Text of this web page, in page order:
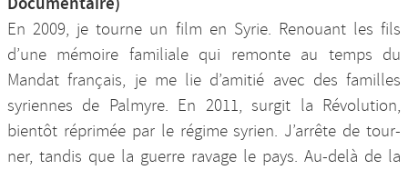
En 2009, je tourne un film en Syrie. Renouant les fils
d’une mémoire familiale qui remonte au temps du
Mandat français, je me lie d’amitié avec des familles
syriennes de Palmyre. En 2011, surgit la Révolution,
bientôt réprimée par le régime syrien. J’arrête de tour-
ner, tandis que la guerre ravage le pays. Au-delà de la